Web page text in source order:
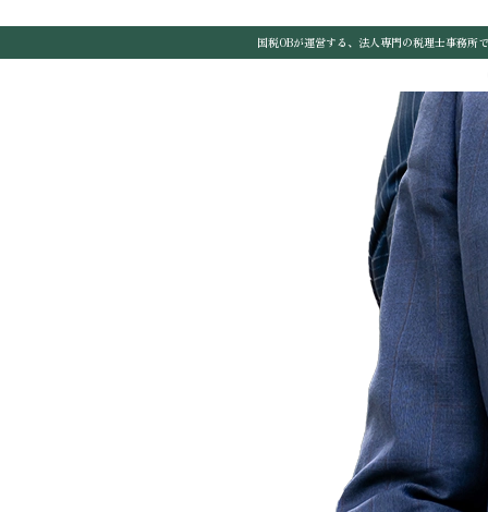
国税OBが運営する、法人専門の税理士事務所